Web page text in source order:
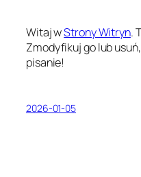
Witaj wStrony Witryn.
Zmodyfikuj go lub
pisanie!
2026-01-05